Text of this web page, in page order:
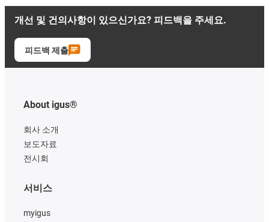
개선 및 건의사항이 있으신가요? 피드백을 주세요.
피드백 제출
About igus®
회사 소개
보도자료
전시회
서비스
myigus